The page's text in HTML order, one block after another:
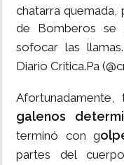
chatarra quemada,
de Bomberos se
sofocar las llamas.
Diario Critica.Pa
galenos
terminó con g
partes del